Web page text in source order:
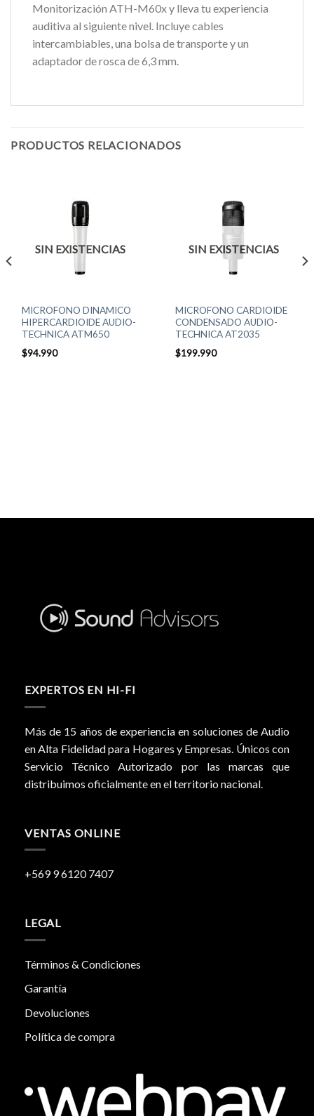
Monitorización ATH-M60x y lleva tu experiencia
auditiva al siguiente nivel. Incluye cables
intercambiables, una bolsa de transporte y un
adaptador de rosca de 6,3 mm.
PRODUCTOS RELACIONADOS
SIN EXISTENCIAS
MICROFONO DINAMICO
HIPERCARDIOIDE AUDIO-
TECHNICA ATM650
$94.990
SIN EXISTENCIAS
MICROFONO CARDIOIDE
CONDENSADO AUDIO-
TECHNICA AT2035
$199.990
EXPERTOS EN HI-FI
Más de 15 años de experiencia en soluciones de Audio
en Alta Fidelidad para Hogares y Empresas. Únicos con
Servicio Técnico Autorizado por las marcas que
distribuimos oficialmente en el territorio nacional.
VENTAS ONLINE
+569 9 6120 7407
LEGAL
Términos & Condiciones
Garantía
Devoluciones
Política de compra